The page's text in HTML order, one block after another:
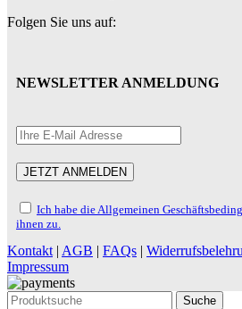
Folgen Sie uns auf:
NEWSLETTER ANMELDUNG
Ich habe die Allgemeinen
ihnen zu.
Kontakt| AGB FAQs
Impressum
Suche